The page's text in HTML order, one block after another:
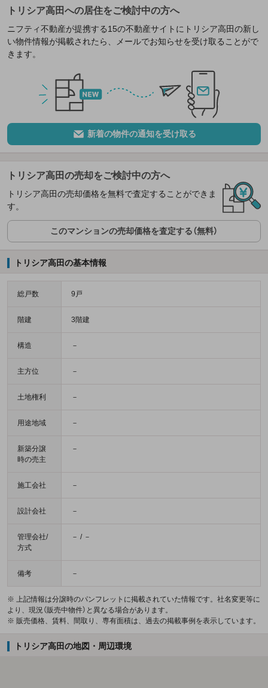
トリシア高田への居住をご検討中の方へ
ニフティ不動産が提携する15の不動産サイトにトリシア高田の新し
い物件情報が掲載されたら、メールでお知らせを受け取ることがで
きます。
新着の物件の通知を受け取る
トリシア高田の売却をご検討中の方へ
トリシア高田の売却価格を無料で査定することができま
す。
このマンションの売却価格を査定する（無料）
トリシア高田の基本情報
総戸数 9戸
階建 3階建
構造 －
主方位 －
土地権利 －
用途地域 －
新築分譲
時の売主
－
施工会社 －
設計会社 －
管理会社/
方式
－ / －
備考 －
※ 上記情報は分譲時のパンフレットに掲載されていた情報です。社名変更等に
より、現況（販売中物件）と異なる場合があります。
※ 販売価格、賃料、間取り、専有面積は、過去の掲載事例を表示しています。
トリシア高田の地図・周辺環境